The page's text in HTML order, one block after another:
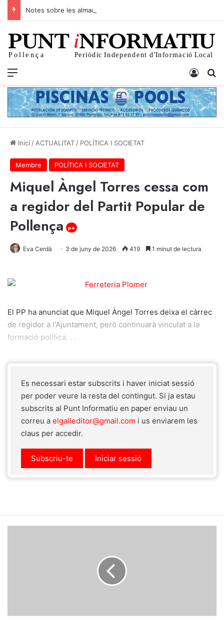
Notes sobre les almadraves del litoral pollencí
Menu
Inici / ACTUALITAT / POLÍTICA I SOCIETAT
Membre POLÍTICA I SOCIETAT
Miquel Àngel Torres cessa com
a regidor del Partit Popular de
Pollença
p+
Eva Cerdà 3 de juny de 2026 419 1 minut de lectura
El PP ha anunciat que Miquel Àngel Torres deixa el càrrec
de regidor a l'Ajuntament, però continuarà vinculat a la
formació política. . .
Es necessari estar subscrits i haver iniciat sessió
per poder veure la resta del contingut. Si ja estau
subscrits al Punt Informatiu en paper enviau un
correu a elgalleditor@gmail.com i us enviarem les
claus per accedir.
Subscriu-te Iniciar sessió
de